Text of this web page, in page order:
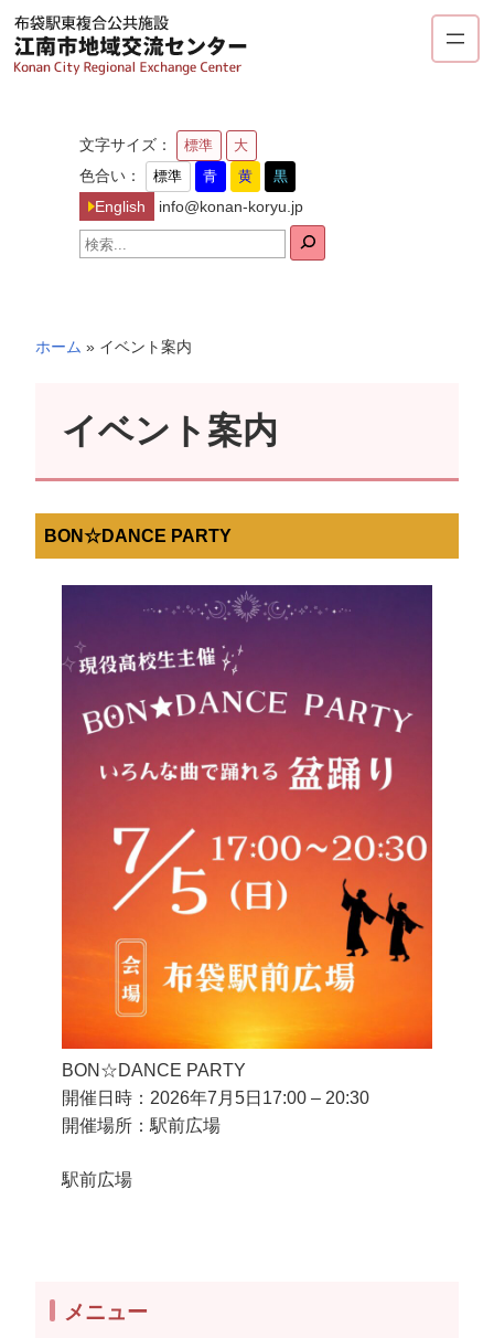
内
容
を
文字サイズ： 標準 大
色合い： 標準 青 黄 黒
English info@konan-koryu.jp
検
索
ホーム » イベント案内
イベント案内
BON☆DANCE PARTY
BON☆DANCE PARTY
開催日時：2026年7月5日 17:00 – 20:30
開催場所：駅前広場
駅前広場
メニュー